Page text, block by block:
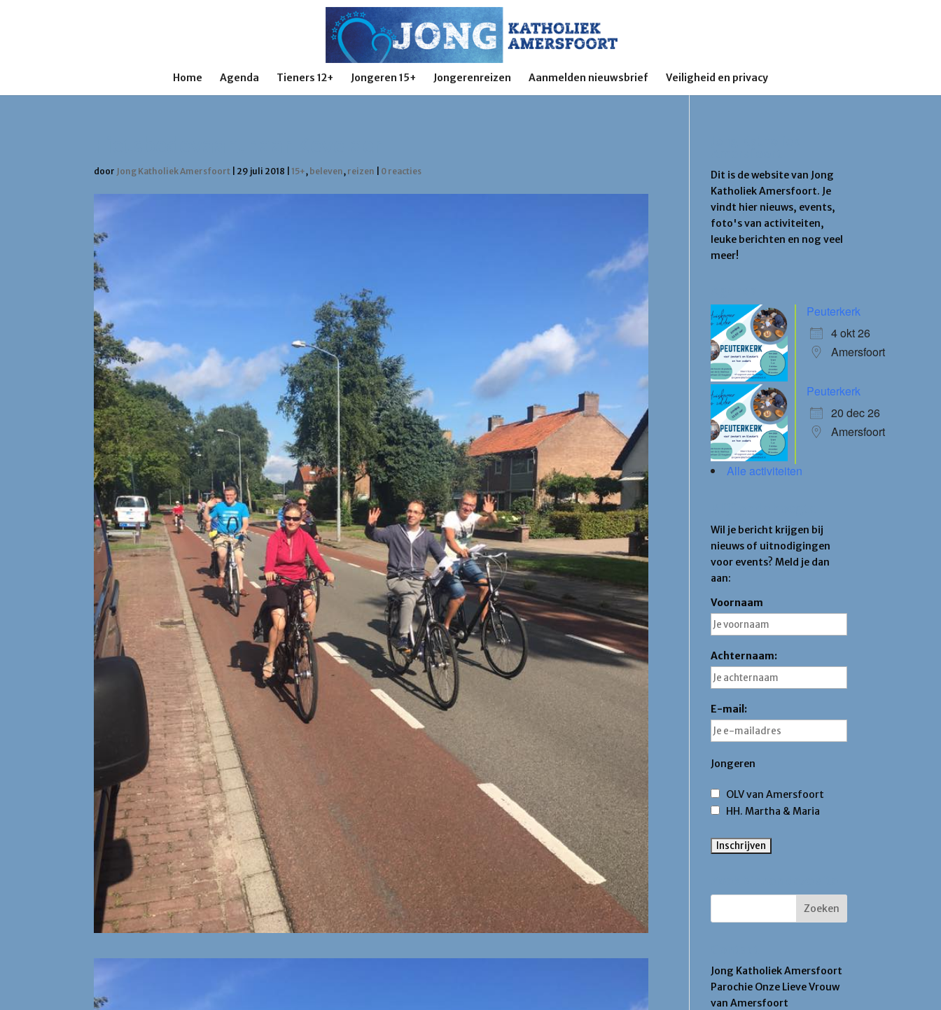
Home Agenda Tieners 12+ Jongeren 15+ Jongerenreizen Aanmelden nieuwsbrief Veiligheid en privacy
door Jong Katholiek Amersfoort 29 juli 2018 |15+, beleven, reizen 0 reacties
Dit is de website van Jong
Katholiek Amersfoort. Je
vindt hier nieuws, events,
foto's van activiteiten,
leuke berichten en nog veel
meer!
Peuterkerk
4 okt 26
Amersfoort
Peuterkerk
20 dec 26
Amersfoort
Alle activiteiten
Wil je bericht krijgen bij
nieuws of uitnodigingen
voor events? Meld je dan
aan:
Voornaam
Achternaam:
E-mail:
Jongeren
OLV van Amersfoort
HH. Martha & Maria
Jong Katholiek Amersfoort
Parochie Onze Lieve Vrouw
van Amersfoort